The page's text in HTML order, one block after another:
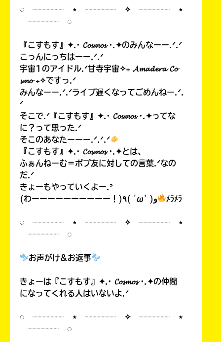
◌ ┈┈┈┈ ⋆ ┈┈┈┈ ✧ ┈┈┈┈ ⋆
┈┈┈┈ ◌
『こすもす』✦.· 𝓒𝓸𝓼𝓶𝓸𝓼 ·.✦のみんなーー.ᐟ.ᐟ
こっんにっちはーー.ᐟ.ᐟ
宇宙1のアイドル.ᐟ甘寺宇宙✧₊ 𝓐𝓶𝓪𝓭𝓮𝓻𝓪 𝓒𝓸
𝓼𝓶𝓸 ₊✧ですっ.ᐟ
みんなーー.ᐟ.ᐟライブ遅くなってごめんねー.ᐟ.
ᐟ
そこで.ᐟ『こすもす』✦.· 𝓒𝓸𝓼𝓶𝓸𝓼 ·.✦ってな
に？って思った.ᐟ
そこのあなたーーー.ᐟ.ᐟ.ᐟ
『こすもす』✦.· 𝓒𝓸𝓼𝓶𝓸𝓼 ·.✦とは、
ふぁんねーむ＝ポプ友に対しての言葉.ᐟなの
だ.ᐟ
きょーもやっていくよー.ᐣ
(わーーーーーーーーーー！)٩( 'ω' )و
ﾒﾗﾒﾗ
◌ ┈┈┈┈ ⋆ ┈┈┈┈ ✧ ┈┈┈┈ ⋆
┈┈┈┈ ◌
お声がけ&お返事
きょーは『こすもす』✦.· 𝓒𝓸𝓼𝓶𝓸𝓼 ·.✦の仲間
になってくれる人はいないよ.ᐟ
◌ ┈┈┈┈ ⋆ ┈┈┈┈ ✧ ┈┈┈┈ ⋆
┈┈┈┈ ◌